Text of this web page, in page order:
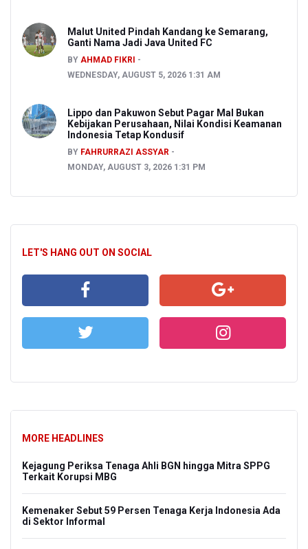
Malut United Pindah Kandang ke Semarang,
Ganti Nama Jadi Java United FC
BY AHMAD FIKRI
WEDNESDAY, AUGUST 5, 2026 1:31 AM
Lippo dan Pakuwon Sebut Pagar Mal Bukan
Kebijakan Perusahaan, Nilai Kondisi Keamanan
Indonesia Tetap Kondusif
BY FAHRURRAZI ASSYAR
MONDAY, AUGUST 3, 2026 1:31 PM
LET'S HANG OUT ON SOCIAL
MORE HEADLINES
Kejagung Periksa Tenaga Ahli BGN hingga Mitra SPPG
Terkait Korupsi MBG
Kemenaker Sebut 59 Persen Tenaga Kerja Indonesia Ada
di Sektor Informal